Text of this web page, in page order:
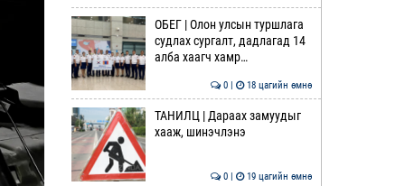
ОБЕГ | Олон улсын туршлага
судлах сургалт, дадлагад 14
алба хаагч хамр…
0 | 18 цагийн өмнө
ТАНИЛЦ | Дараах замуудыг
хааж, шинэчлэнэ
0 | 19 цагийн өмнө